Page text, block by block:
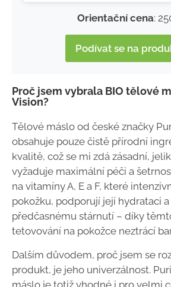
Orientační cena:
Podívat se na
Proč jsem vybrala BIO tělové
Vision?
Tělové máslo od české značky
obsahuje pouze čistě přírodní
kvalitě, což se mi zdá zásadní,
vyžaduje maximální péči a
na vitamíny A, E a F, které
pokožku, podporují její hydrataci
předčasnému stárnutí – díky
tetovování na pokožce neztrácí
Dalším důvodem, proč jsem se
produkt, je jeho univerzálnost.
máslo je totiž vhodné i pro velmi